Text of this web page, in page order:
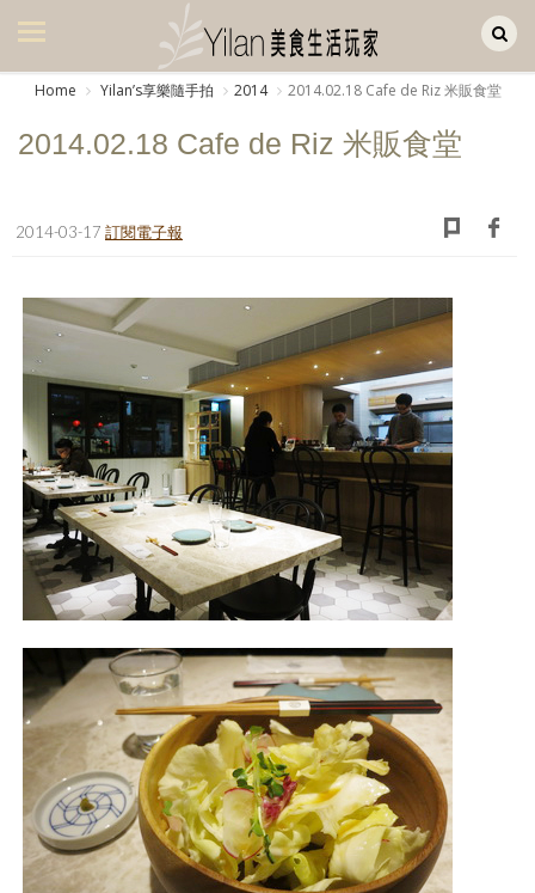
美食集
生活風
日記簿
餐桌週記
享樂隨手拍
照相簿
影音區
創意出版服務
歷史區
關於Yilan
個人著作
活動實況記錄
Home Yilanʼs享樂隨手拍 2014 2014.02.18 Cafe de Riz 米販食堂
2014.02.18 Cafe de Riz 米販食堂
2014-03-17 訂閱電子報